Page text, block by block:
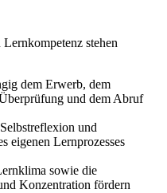
stehen
dem Erwerb, dem
und dem Abruf
und
eigenen Lernprozesses
sowie die
Konzentration fördern